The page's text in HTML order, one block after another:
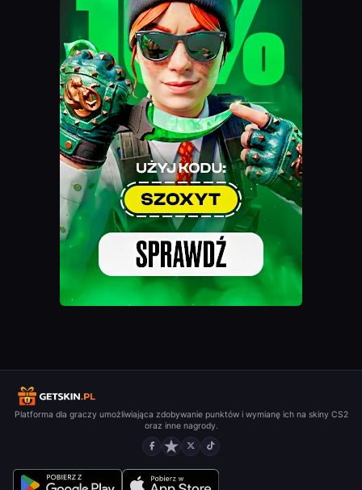
Platforma dla graczy umożliwiająca zdobywanie punktów i wymianę ich na skiny CS2
oraz inne nagrody.